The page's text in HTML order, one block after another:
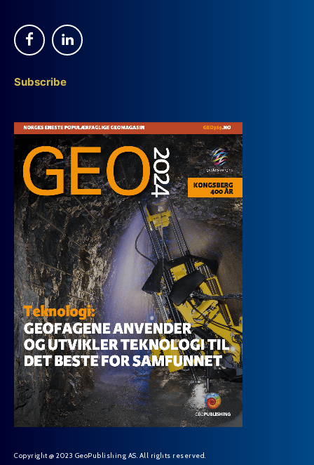
Subscribe
Copyright @ 2023 GeoPublishing AS. All rights reserved.